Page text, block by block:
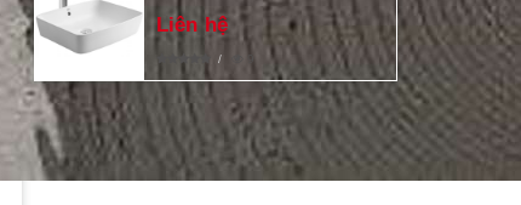
Liên hệ
DANH MỤC BLOGS